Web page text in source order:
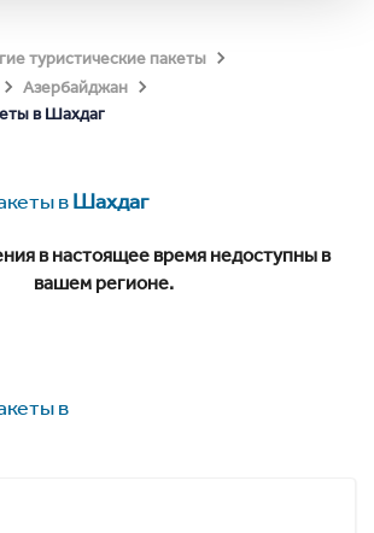
туристические пакеты
Азербайджан
в Шахдаг
вШахдаг
в настоящее время недоступны в
вашем регионе.
в